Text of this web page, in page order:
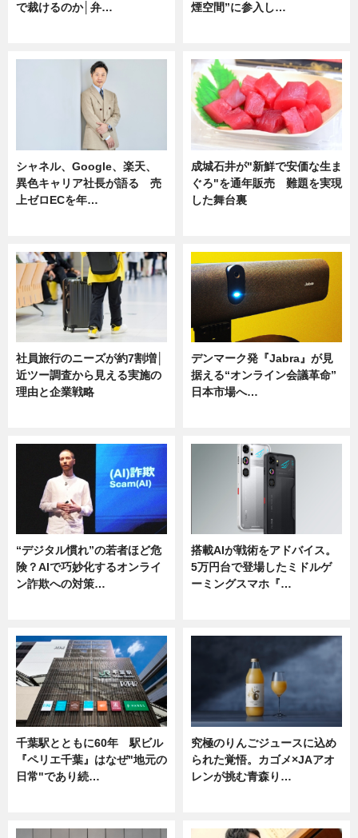
で裁けるのか│弁…
煙空間”に参入し…
シャネル、Google、楽天、
異色キャリア社長が語る 売
上ゼロECを年…
成城石井が"新鮮で安価な生ま
ぐろ"を通年販売 難題を実現
した舞台裏
社員旅行のニーズが約7割増│
近ツー調査から見える実施の
理由と企業戦略
デンマーク発『Jabra』が見
据える“オンライン会議革命”
日本市場へ…
“デジタル慣れ”の若者ほど危
険？AIで巧妙化するオンライ
ン詐欺への対策…
搭載AIが戦術をアドバイス。
5万円台で登場したミドルゲ
ーミングスマホ『…
千葉駅とともに60年 駅ビル
『ペリエ千葉』はなぜ"地元の
日常"であり続…
究極のりんごジュースに込め
られた覚悟。カゴメ×JAアオ
レンが挑む青森り…